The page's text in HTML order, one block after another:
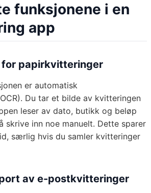
funksjonene i en
app
for papirkvitteringer
er automatisk
Du tar et bilde av kvitteringen
leser av dato, butikk og beløp
skrive inn noe manuelt. Dette sparer
særlig hvis du samler kvitteringer
av e-postkvitteringer